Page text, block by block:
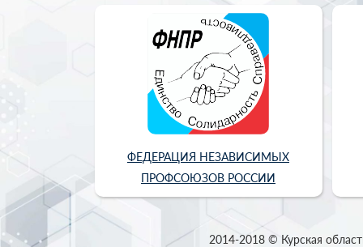
ФЕДЕРАЦИЯ НЕЗАВИСИМЫХ
ПРОФСОЮЗОВ РОССИИ
2014-2018 © Курская